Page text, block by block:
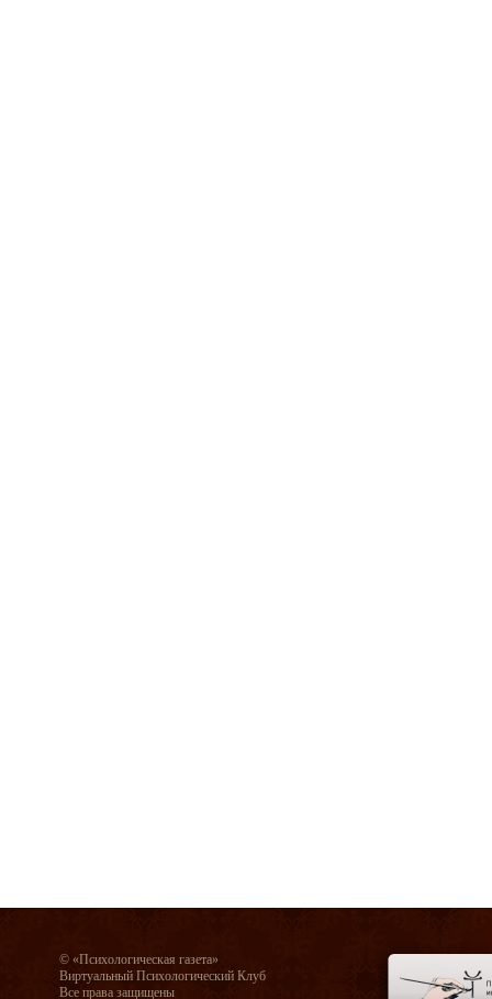
© «Психологическая газета»
Виртуальный Психологический Клуб
Все права защищены